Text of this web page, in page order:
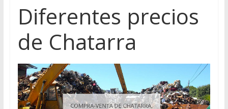
Diferentes precios
de Chatarra